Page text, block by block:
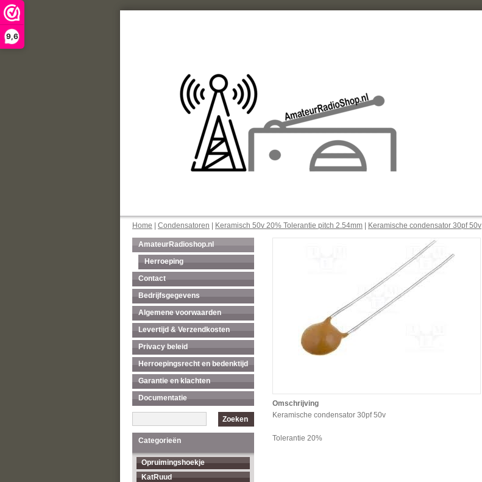
9,6
Home Condensatoren Keramisch 50v 20% Tolerantie pitch 2.54mm Keramische condensator 30pf 50v
AmateurRadioshop.nl
Herroeping
Contact
Bedrijfsgegevens
Algemene voorwaarden
Levertijd & Verzendkosten
Privacy beleid
Herroepingsrecht en bedenktijd
Garantie en klachten
Documentatie
Zoeken
Categorieën
Opruimingshoekje
KatRuud
Omschrijving
Keramische condensator 30pf 50v
Tolerantie 20%